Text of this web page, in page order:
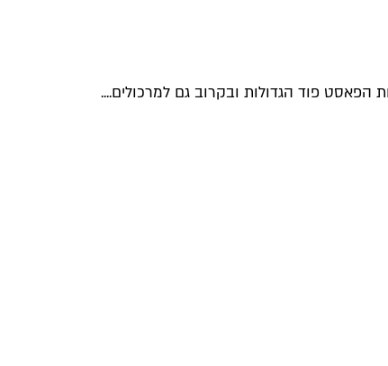
פוד הגדולות ובקרוב גם למרכולים....